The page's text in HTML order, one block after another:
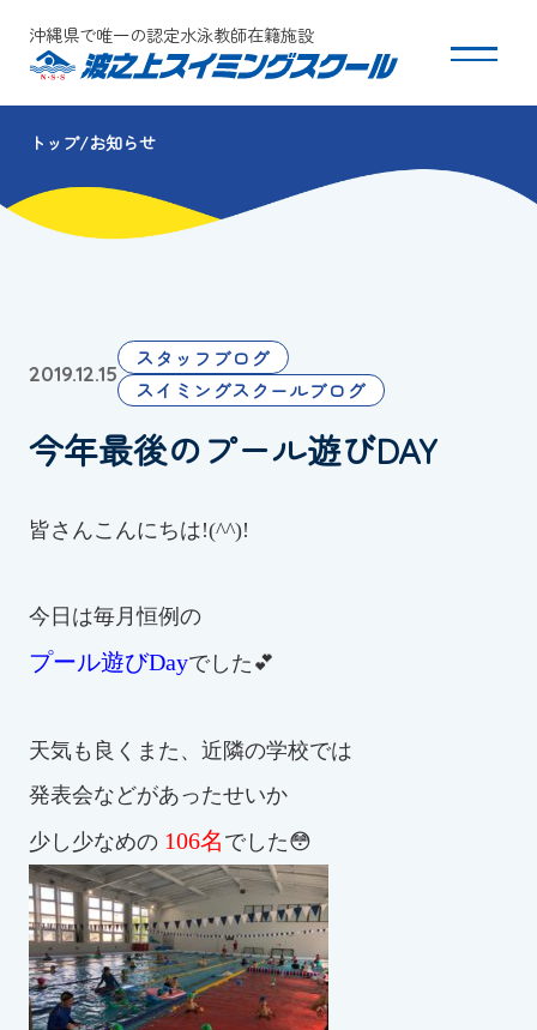
沖縄県で唯一の認定水泳教師在籍施設
スクールについて
コース・クラス紹介
団体会員募集
保護者の方へ
採用情報
カレンダー
お問い合わせ
Tel.098-863-7264
平日 9:00～22:00｜土祝 9:00～21:00
メールでお問い合わせ
トップ お知らせ
2019.12.15
スタッフブログ
スイミングスクールブログ
今年最後のプール遊びDAY
皆さんこんにちは!(^^)!
今日は毎月恒例の
プール遊びDayでした💕
天気も良くまた、近隣の学校では
発表会などがあったせいか
少し少なめの106名 でした😳